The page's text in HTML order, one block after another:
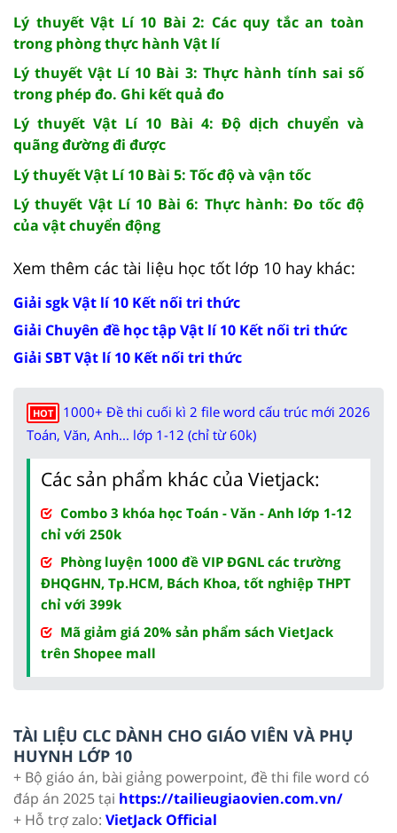
Lý thuyết Vật Lí 10 Bài 2: Các quy tắc an toàn
trong phòng thực hành Vật lí
Lý thuyết Vật Lí 10 Bài 3: Thực hành tính sai số
trong phép đo. Ghi kết quả đo
Lý thuyết Vật Lí 10 Bài 4: Độ dịch chuyển và
quãng đường đi được
Lý thuyết Vật Lí 10 Bài 5: Tốc độ và vận tốc
Lý thuyết Vật Lí 10 Bài 6: Thực hành: Đo tốc độ
của vật chuyển động
Xem thêm các tài liệu học tốt lớp 10 hay khác:
Giải sgk Vật lí 10 Kết nối tri thức
Giải Chuyên đề học tập Vật lí 10 Kết nối tri thức
Giải SBT Vật lí 10 Kết nối tri thức
HOT
1000+ Đề thi cuối kì 2 file word cấu trúc mới 2026
Toán, Văn, Anh... lớp 1-12 (chỉ từ 60k)
Các sản phẩm khác của Vietjack:
Combo 3 khóa học Toán - Văn - Anh lớp 1-12
chỉ với 250k
Phòng luyện 1000 đề VIP ĐGNL các trường
ĐHQGHN, Tp.HCM, Bách Khoa, tốt nghiệp THPT
chỉ với 399k
Mã giảm giá 20% sản phẩm sách VietJack
trên Shopee mall
TÀI LIỆU CLC DÀNH CHO GIÁO VIÊN VÀ PHỤ
HUYNH LỚP 10
+ Bộ giáo án, bài giảng powerpoint, đề thi file word có
đáp án 2025 tại https://tailieugiaovien.com.vn/
+ Hỗ trợ zalo: VietJack Official